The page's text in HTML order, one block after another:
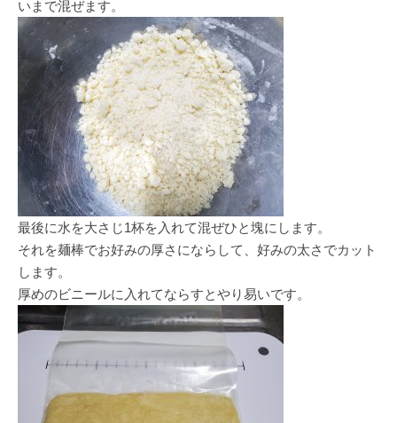
いまで混ぜます。
最後に水を大さじ1杯を入れて混ぜひと塊にします。
それを麺棒でお好みの厚さにならして、好みの太さでカット
します。
厚めのビニールに入れてならすとやり易いです。